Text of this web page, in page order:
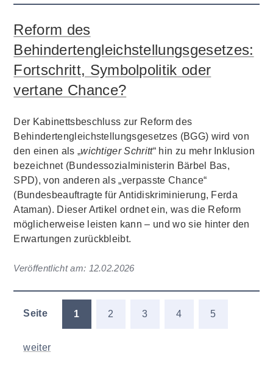
Reform des
Behindertengleichstellungsgesetzes:
Fortschritt, Symbolpolitik oder
vertane Chance?
Der Kabinettsbeschluss zur Reform des
Behindertengleichstellungsgesetzes (BGG) wird von
den einen als „wichtiger Schritt“ hin zu mehr Inklusion
bezeichnet (Bundessozialministerin Bärbel Bas,
SPD), von anderen als „verpasste Chance“
(Bundesbeauftragte für Antidiskriminierung, Ferda
Ataman). Dieser Artikel ordnet ein, was die Reform
möglicherweise leisten kann – und wo sie hinter den
Erwartungen zurückbleibt.
Veröffentlicht am: 12.02.2026
Seite 1 2 3 4 5
weiter